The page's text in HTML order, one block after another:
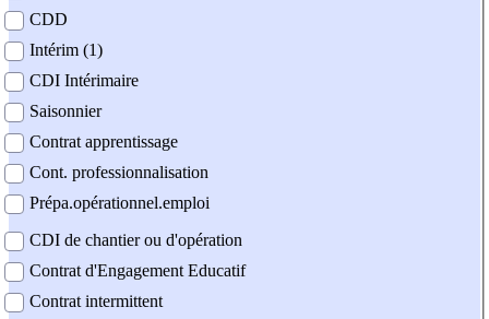
CDD
Intérim (1)
CDI Intérimaire
Saisonnier
Contrat apprentissage
Cont. professionnalisation
Prépa.opérationnel.emploi
CDI de chantier ou d'opération
Contrat d'Engagement Educatif
Contrat intermittent